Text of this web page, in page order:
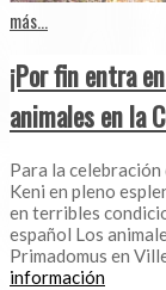
más...
¡Por fin entra
animales en la
Para la celebración
Keni en pleno
en terribles
español Los
Primadomus en
información